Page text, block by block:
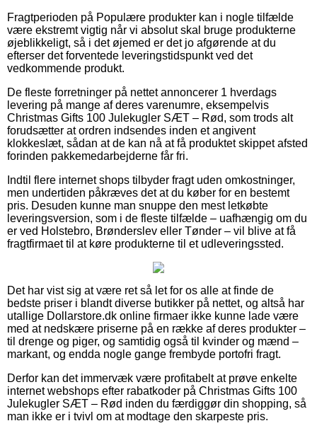
Fragtperioden på Populære produkter kan i nogle tilfælde
være ekstremt vigtig når vi absolut skal bruge produkterne
øjeblikkeligt, så i det øjemed er det jo afgørende at du
efterser det forventede leveringstidspunkt ved det
vedkommende produkt.
De fleste forretninger på nettet annoncerer 1 hverdags
levering på mange af deres varenumre, eksempelvis
Christmas Gifts 100 Julekugler SÆT – Rød, som trods alt
forudsætter at ordren indsendes inden et angivent
klokkeslæt, sådan at de kan nå at få produktet skippet afsted
forinden pakkemedarbejderne får fri.
Indtil flere internet shops tilbyder fragt uden omkostninger,
men undertiden påkræves det at du køber for en bestemt
pris. Desuden kunne man snuppe den mest letkøbte
leveringsversion, som i de fleste tilfælde – uafhængig om du
er ved Holstebro, Brønderslev eller Tønder – vil blive at få
fragtfirmaet til at køre produkterne til et udleveringssted.
Det har vist sig at være ret så let for os alle at finde de
bedste priser i blandt diverse butikker på nettet, og altså har
utallige Dollarstore.dk online firmaer ikke kunne lade være
med at nedskære priserne på en række af deres produkter –
til drenge og piger, og samtidig også til kvinder og mænd –
markant, og endda nogle gange frembyde portofri fragt.
Derfor kan det immervæk være profitabelt at prøve enkelte
internet webshops efter rabatkoder på Christmas Gifts 100
Julekugler SÆT – Rød inden du færdiggør din shopping, så
man ikke er i tvivl om at modtage den skarpeste pris.